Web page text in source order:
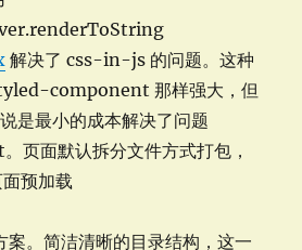
解决了 css-in-js 的问题。这种
component 那样强大，但
是最小的成本解决了问题
页面默认拆分文件方式打包，
预加载
案。简洁清晰的目录结构，这一